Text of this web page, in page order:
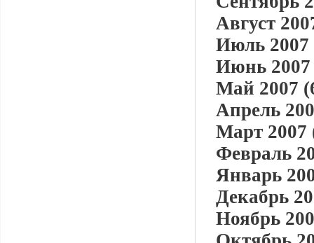
Август
Июль 2007
Июнь 2007
Май 2007
Апрель
Март 2007
Февраль
Январь
Декабрь
Ноябрь